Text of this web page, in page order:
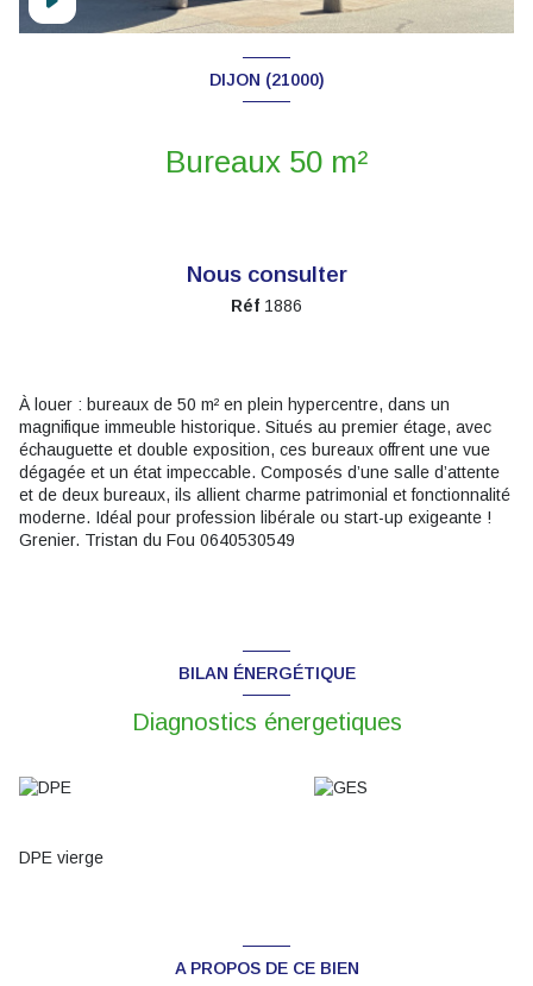
DIJON (21000)
Bureaux 50 m²
Nous consulter
Réf 1886
À louer : bureaux de 50 m² en plein hypercentre, dans un
magnifique immeuble historique. Situés au premier étage, avec
échauguette et double exposition, ces bureaux offrent une vue
dégagée et un état impeccable. Composés d’une salle d’attente
et de deux bureaux, ils allient charme patrimonial et fonctionnalité
moderne. Idéal pour profession libérale ou start-up exigeante !
Grenier. Tristan du Fou 0640530549
BILAN ÉNERGÉTIQUE
Diagnostics énergetiques
DPE vierge
A PROPOS DE CE BIEN